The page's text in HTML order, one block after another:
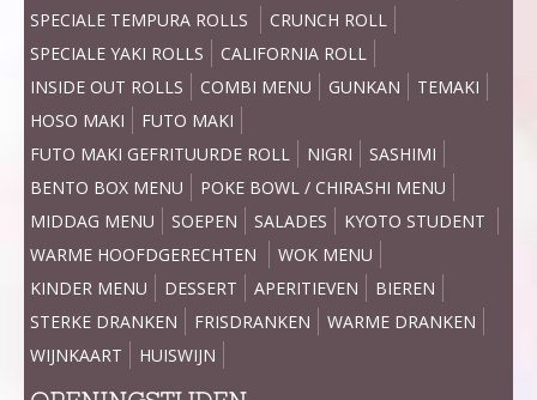
SPECIALE TEMPURA ROLLS
CRUNCH ROLL
SPECIALE YAKI ROLLS
CALIFORNIA ROLL
INSIDE OUT ROLLS
COMBI MENU GUNKAN
TEMAKI
HOSO MAKI
FUTO MAKI
FUTO MAKI GEFRITUURDE ROLL
NIGRI
SASHIMI
BENTO BOX MENU
POKE BOWL / CHIRASHI MENU
MIDDAG MENU
SOEPEN SALADES
KYOTO STUDENT
WARME HOOFDGERECHTEN
WOK MENU
KINDER MENU
DESSERT APERITIEVEN
BIEREN
STERKE DRANKEN
FRISDRANKEN
WARME DRANKEN
WIJNKAART
HUISWIJN